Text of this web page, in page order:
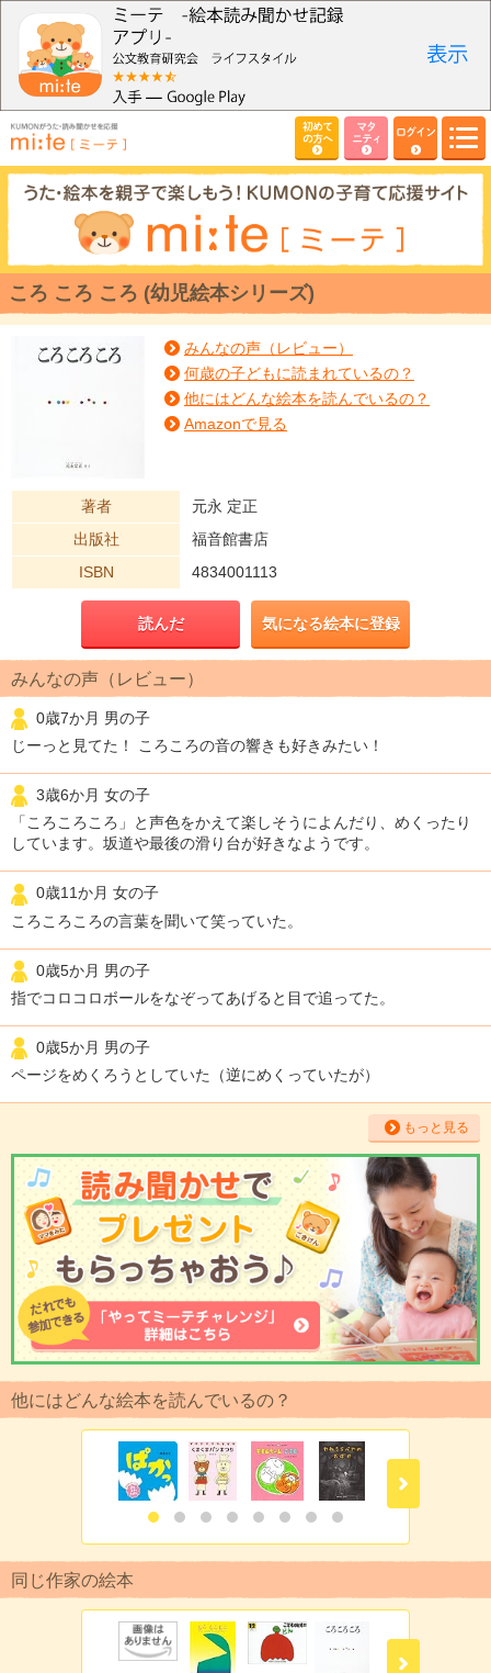
初めて
の方へ
マタ
ニティ
ログイン
ころ ころ ころ (幼児絵本シリーズ)
みんなの声（レビュー）
何歳の子どもに読まれているの？
他にはどんな絵本を読んでいるの？
Amazonで見る
著者
元永 定正
出版社
福音館書店
ISBN
4834001113
読んだ 気になる絵本に登録
みんなの声（レビュー）
0歳7か月 男の子
じーっと見てた！ ころころの音の響きも好きみたい！
3歳6か月 女の子
「ころころころ」と声色をかえて楽しそうによんだり、めくったり
しています。坂道や最後の滑り台が好きなようです。
0歳11か月 女の子
ころころころの言葉を聞いて笑っていた。
0歳5か月 男の子
指でコロコロボールをなぞってあげると目で追ってた。
0歳5か月 男の子
ページをめくろうとしていた（逆にめくっていたが）
もっと見る
他にはどんな絵本を読んでいるの？
同じ作家の絵本